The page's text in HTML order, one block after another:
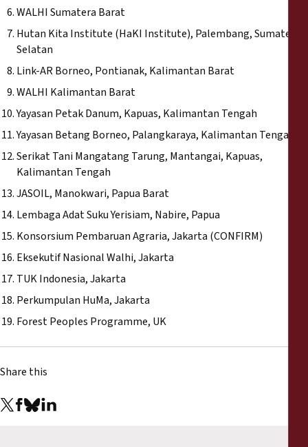
WALHI Sumatera Barat
Hutan Kita Institute (HaKI Institute), Palembang, Sumatera
Selatan
Link-AR Borneo, Pontianak, Kalimantan Barat
WALHI Kalimantan Barat
Yayasan Petak Danum, Kapuas, Kalimantan Tengah
Yayasan Betang Borneo, Palangkaraya, Kalimantan Tengah
Serikat Tani Mangatang Tarung, Mantangai, Kapuas,
Kalimantan Tengah
JASOIL, Manokwari, Papua Barat
Lembaga Adat Suku Yerisiam, Nabire, Papua
Konsorsium Pembaruan Agraria, Jakarta (CONFIRM)
Eksekutif Nasional Walhi, Jakarta
TUK Indonesia, Jakarta
Perkumpulan HuMa, Jakarta
Forest Peoples Programme, UK
Share this